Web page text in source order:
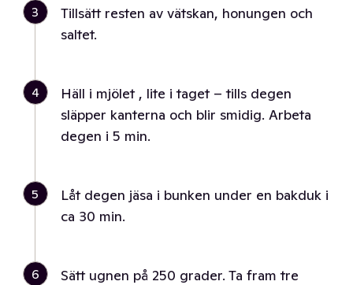
3
Tillsätt resten av vätskan, honungen och
saltet.
4
Häll i mjölet , lite i taget – tills degen
släpper kanterna och blir smidig. Arbeta
degen i 5 min.
5
Låt degen jäsa i bunken under en bakduk i
ca 30 min.
6
Sätt ugnen på 250 grader. Ta fram tre